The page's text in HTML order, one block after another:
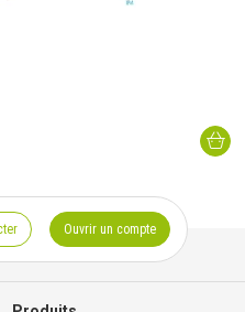
Ouvrir un compte